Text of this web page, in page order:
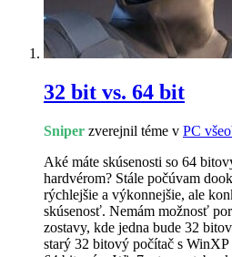
32 bit vs. 64 bit
Sniper zverejnil téme v PC
Aké máte skúsenosti so 64
hardvérom? Stále počúvam
rýchlejšie a výkonnejšie, ale
skúsenosť. Nemám možnosť
zostavy, kde jedna bude 32
starý 32 bitový počítač s